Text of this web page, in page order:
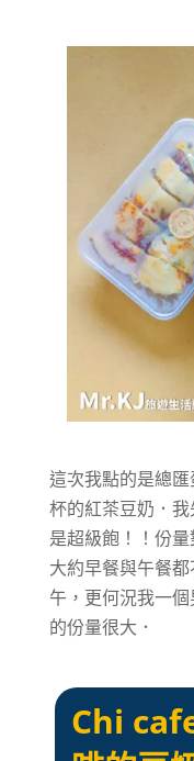
這次我點的是總
杯的紅茶豆奶．
是超級飽！！份
大約早餐與午餐
午，更何況我一
的份量很大．
Chi